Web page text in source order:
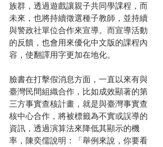
族群，透過遊戲讓親子共同學課程，而
未來，也將持續徵選種子教師，並持續
與警政社單位合作來宣導。而宣導活動
的反饋，也會用來優化中文版的課程內
容，使翻譯用字更加在地化。
臉書在打擊假消息方面，一直以來有與
臺灣民間組織合作，比如成效顯著的第
三方事實查核計畫，就是與臺灣事實查
核中心合作，將被標籤為不實或誤導的
資訊，透過演算法來降低其顯示的機
率，陳奕儒說明：「舉例來說，你要看